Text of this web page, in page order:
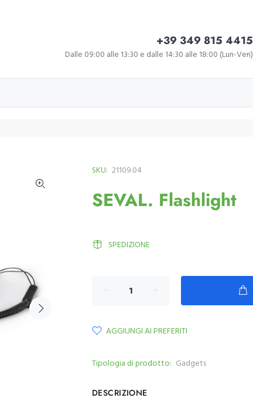
+39 349 815 4415
Dalle 09:00 alle 13:30 e dalle 14:30 alle 18:00 (Lun-Ven)
SKU: 21109.04
SEVAL. Flashlight
SPEDIZIONE
AGGIUNGI AI PREFERITI
Tipologia di prodotto: Gadgets
DESCRIZIONE